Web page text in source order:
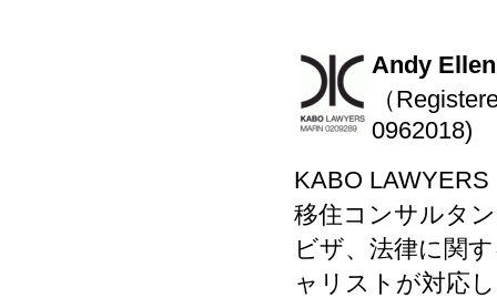
Andy
（
0962018)
KABO
移住コンサルタ
ビザ、法律に関
ャリストが対応